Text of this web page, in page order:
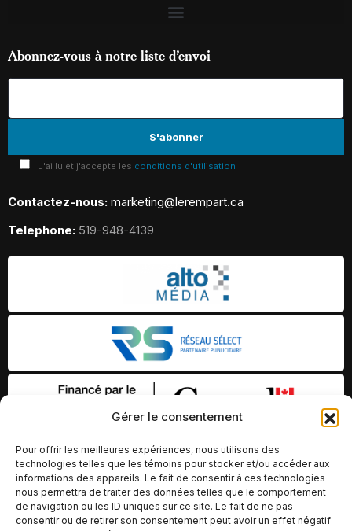
Gérer le consentement
Pour offrir les meilleures expériences, nous utilisons des
technologies telles que les témoins pour stocker et/ou accéder aux
informations des appareils. Le fait de consentir à ces technologies
nous permettra de traiter des données telles que le comportement
de navigation ou les ID uniques sur ce site. Le fait de ne pas
consentir ou de retirer son consentement peut avoir un effet négatif
Abonnez-vous à notre liste d’envoi
J'ai lu et j'accepte les conditions d'utilisation
Contactez-nous: marketing@lerempart.ca
Telephone: 519-948-4139